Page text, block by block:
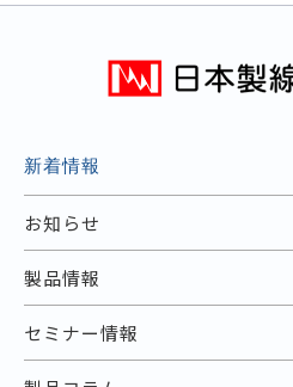
新着情報
お知らせ
製品情報
セミナー情報